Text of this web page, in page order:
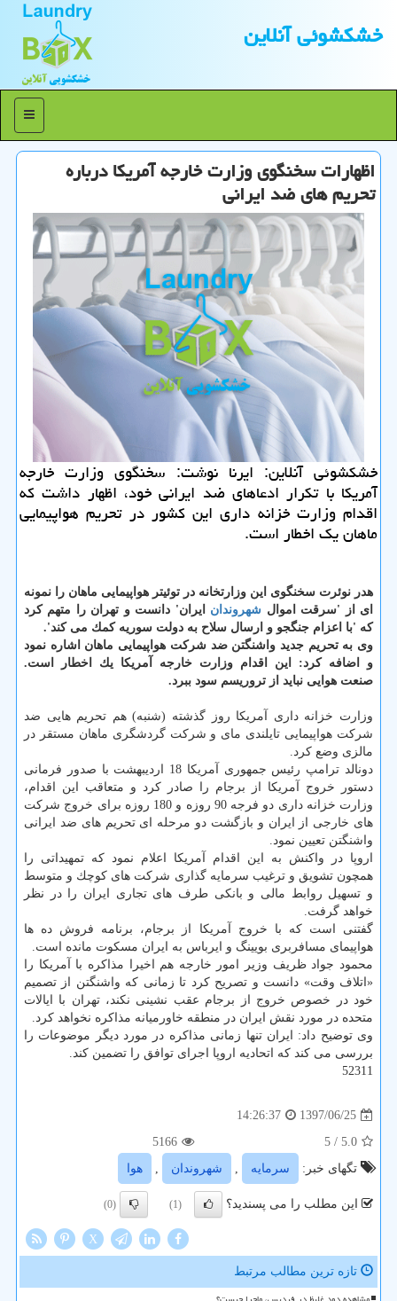
خشكشوئی آنلاین
منو
اظهارات سخنگوی وزارت خارجه آمریكا درباره
تحریم های ضد ایرانی
خشكشوئی آنلاین: ایرنا نوشت: سخنگوی وزارت خارجه
آمریكا با تكرار ادعاهای ضد ایرانی خود، اظهار داشت كه
اقدام وزارت خزانه داری این كشور در تحریم هواپیمایی
ماهان یك اخطار است.
هدر نوئرت سخنگوی این وزارتخانه در توئیتر هواپیمایی ماهان را نمونه
ای از 'سرقت اموال شهروندان ایران' دانست و تهران را متهم كرد
كه 'با اعزام جنگجو و ارسال سلاح به دولت سوریه كمك می كند'.
وی به تحریم جدید واشنگتن ضد شركت هواپیمایی ماهان اشاره نمود
و اضافه كرد: این اقدام وزارت خارجه آمریكا یك اخطار است.
صنعت هوایی نباید از تروریسم سود ببرد.
وزارت خزانه داری آمریكا روز گذشته (شنبه) هم تحریم هایی ضد
شركت هواپیمایی تایلندی مای و شركت گردشگری ماهان مستقر در
مالزی وضع كرد.
دونالد ترامپ رئیس جمهوری آمریكا 18 اردیبهشت با صدور فرمانی
دستور خروج آمریكا از برجام را صادر كرد و متعاقب این اقدام،
وزارت خزانه داری دو فرجه 90 روزه و 180 روزه برای خروج شركت
های خارجی از ایران و بازگشت دو مرحله ای تحریم های ضد ایرانی
واشنگتن تعیین نمود.
اروپا در واكنش به این اقدام آمریكا اعلام نمود كه تمهیداتی را
همچون تشویق و ترغیب سرمایه گذاری شركت های كوچك و متوسط
و تسهیل روابط مالی و بانكی طرف های تجاری ایران را در نظر
خواهد گرفت.
گفتنی است كه با خروج آمریكا از برجام، برنامه فروش ده ها
هواپیمای مسافربری بویینگ و ایرباس به ایران مسكوت مانده است.
محمود جواد ظریف وزیر امور خارجه هم اخیرا مذاكره با آمریكا را
«اتلاف وقت» دانست و تصریح كرد تا زمانی كه واشنگتن از تصمیم
خود در خصوص خروج از برجام عقب نشینی نكند، تهران با ایالات
متحده در مورد نقش ایران در منطقه خاورمیانه مذاكره نخواهد كرد.
وی توضیح داد: ایران تنها زمانی مذاكره در مورد دیگر موضوعات را
بررسی می كند كه اتحادیه اروپا اجرای توافق را تضمین كند.
52311
1397/06/25
14:26:37
5.0
/ 5
5166
تگهای خبر:
سرمایه , شهروندان , هوا
این مطلب را می پسندید؟ (1)
(0)
X
تازه ترین مطالب مرتبط